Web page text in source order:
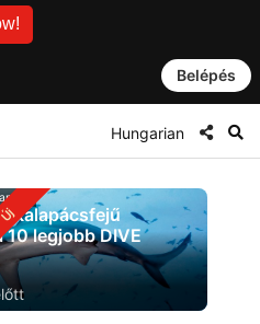
Belépés
Hungarian
kalapácsfejű
10 legjobb DIVE